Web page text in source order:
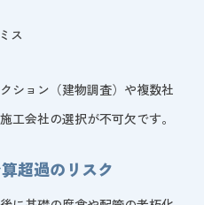
ス
ション（建物調査）や複数社
工会社の選択が不可欠です。
超過のリスク